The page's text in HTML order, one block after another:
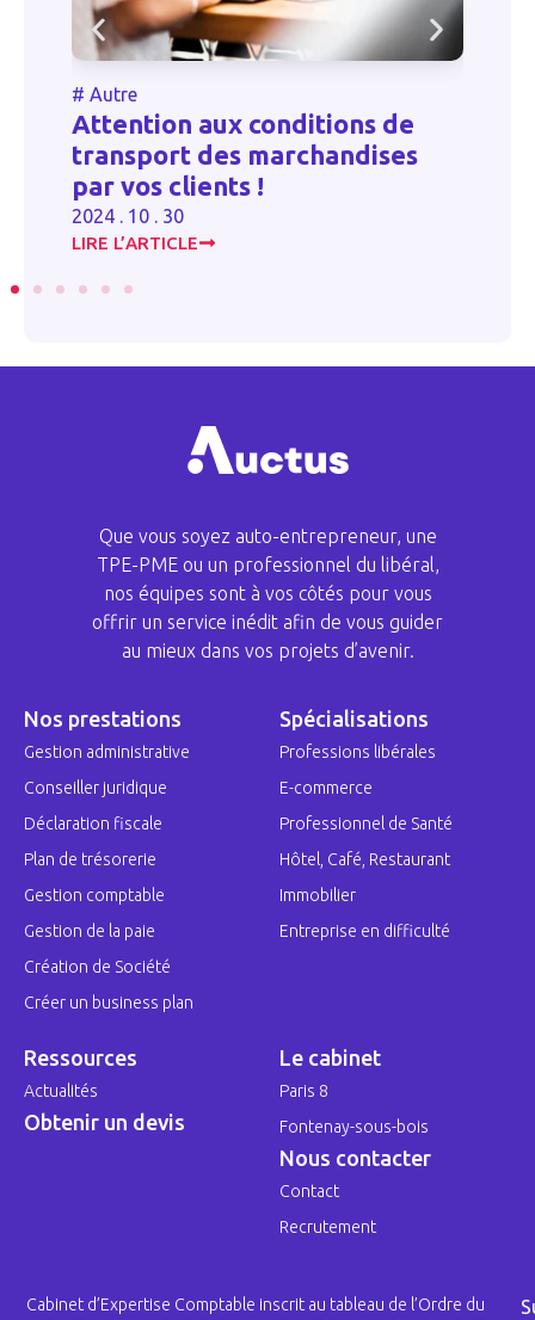
Autre
Attention aux conditions de
transport des marchandises
par vos clients !
2024 . 10 . 30
LIRE L’ARTICLE
Que vous soyez auto-entrepreneur, une
TPE-PME ou un professionnel du libéral,
nos équipes sont à vos côtés pour vous
offrir un service inédit afin de vous guider
au mieux dans vos projets d’avenir.
Nos prestations
Gestion administrative
Conseiller juridique
Déclaration fiscale
Plan de trésorerie
Gestion comptable
Gestion de la paie
Création de Société
Créer un business plan
Spécialisations
Professions libérales
E-commerce
Professionnel de Santé
Hôtel, Café, Restaurant
Immobilier
Entreprise en difficulté
Ressources
Actualités
Obtenir un devis
Le cabinet
Paris 8
Fontenay-sous-bois
Nous contacter
Contact
Recrutement
Cabinet d’Expertise Comptable inscrit au tableau de l’Ordre du